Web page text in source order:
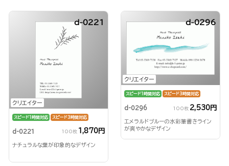
クリエイター
d-0221
スピード1時間対応 スピード3時間対応
d-0221 100枚 1,870円
ナチュラルな葉が印象的なデザイン
クリエイター
d-0296
スピード1時間対応 スピード3時間対応
d-0296 100枚 2,530円
エメラルドブルーの水彩筆書きライン
が爽やかなデザイン